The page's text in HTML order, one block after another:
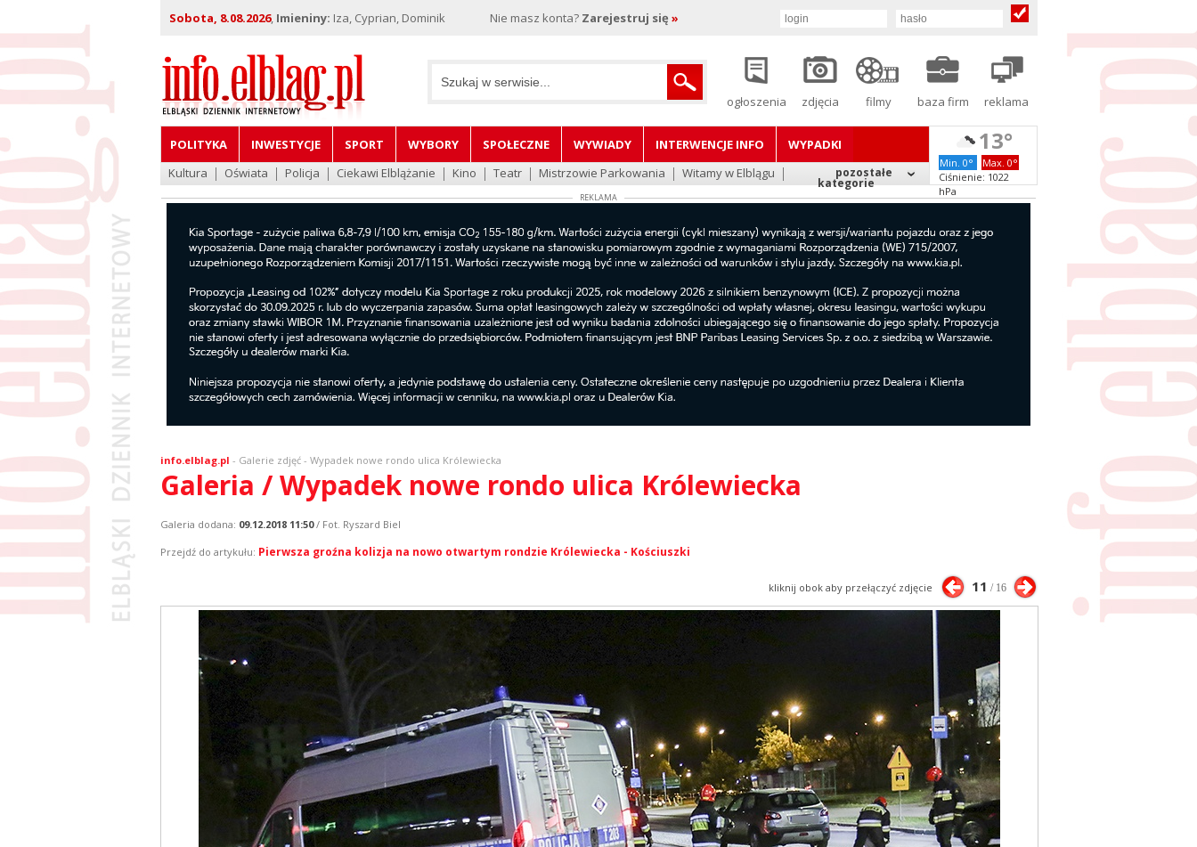
Sobota, 8.08.2026, Imieniny: Iza, Cyprian, Dominik Nie masz konta? Zarejestruj się »
ogłoszenia zdjęcia filmy baza firm reklama
POLITYKA INWESTYCJE SPORT WYBORY SPOŁECZNE WYWIADY INTERWENCJE INFO
WYPADKI
Kultura
Oświata Policja Ciekawi Elblążanie Kino Teatr Mistrzowie Parkowania Witamy w Elblągu pozostałe
kategorie
13°
Min. 0°
Max. 0°
Ciśnienie: 1022
hPa
REKLAMA
info.elblag.pl - Galerie zdjęć- Wypadek nowe rondo ulica Królewiecka
Galeria / Wypadek nowe rondo ulica Królewiecka
Galeria dodana: 09.12.2018 11:50/ Fot. Ryszard Biel
Przejdź do artykułu: Pierwsza groźna kolizja na nowo otwartym rondzie Królewiecka - Kościuszki
kliknij obok aby przełączyć zdjęcie 11 / 16